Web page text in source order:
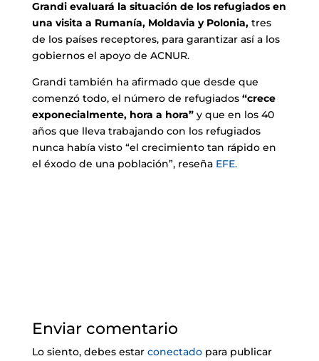
Grandi evaluará la situación de los refugiados en
una visita a Rumanía, Moldavia y Polonia,tres
de los países receptores, para garantizar así a los
gobiernos el apoyo de ACNUR.
Grandi también ha afirmado que desde que
comenzó todo, el número de refugiados “crece
exponecialmente, hora a hora”y que en los 40
años que lleva trabajando con los refugiados
nunca había visto “el crecimiento tan rápido en
el éxodo de una población”, reseña EFE.
Enviar comentario
Lo siento, debes estar conectadopara publicar